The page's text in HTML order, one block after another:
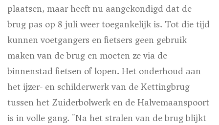
plaatsen, maar heeft nu aangekondigd dat de
brug pas op 8 juli weer toegankelijk is. Tot die tijd
kunnen voetgangers en fietsers geen gebruik
maken van de brug en moeten ze via de
binnenstad fietsen of lopen. Het onderhoud aan
het ijzer- en schilderwerk van de Kettingbrug
tussen het Zuiderbolwerk en de Halvemaanspoort
is in volle gang. "Na het stralen van de brug blijkt